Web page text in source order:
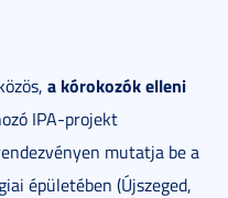
a kórokozók elleni
IPA-projekt
mutatja be a
épületében (Újszeged,